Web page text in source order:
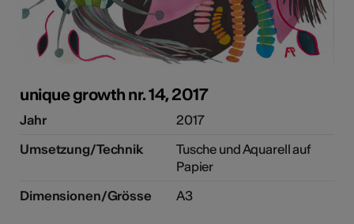
unique growth nr. 14, 2017
Jahr
2017
Umsetzung/Technik
Tusche und Aquarell auf
Papier
Dimensionen/Grösse
A3